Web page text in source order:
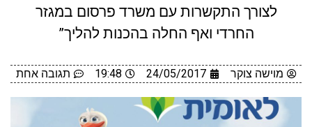
לצורך התקשרות עם משרד פרסום במגזר
החרדי ואף החלה בהכנות להליך”
מוישה צוקר 24/05/2017
19:48 תגובה אחת